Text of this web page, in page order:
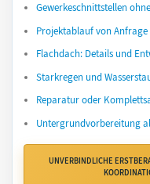
Gewerkeschnittstellen
Projektablauf von
Flachdach: Details und
Starkregen und
Reparatur oder
Untergrundvorbereitung
UNVERBINDLICHE